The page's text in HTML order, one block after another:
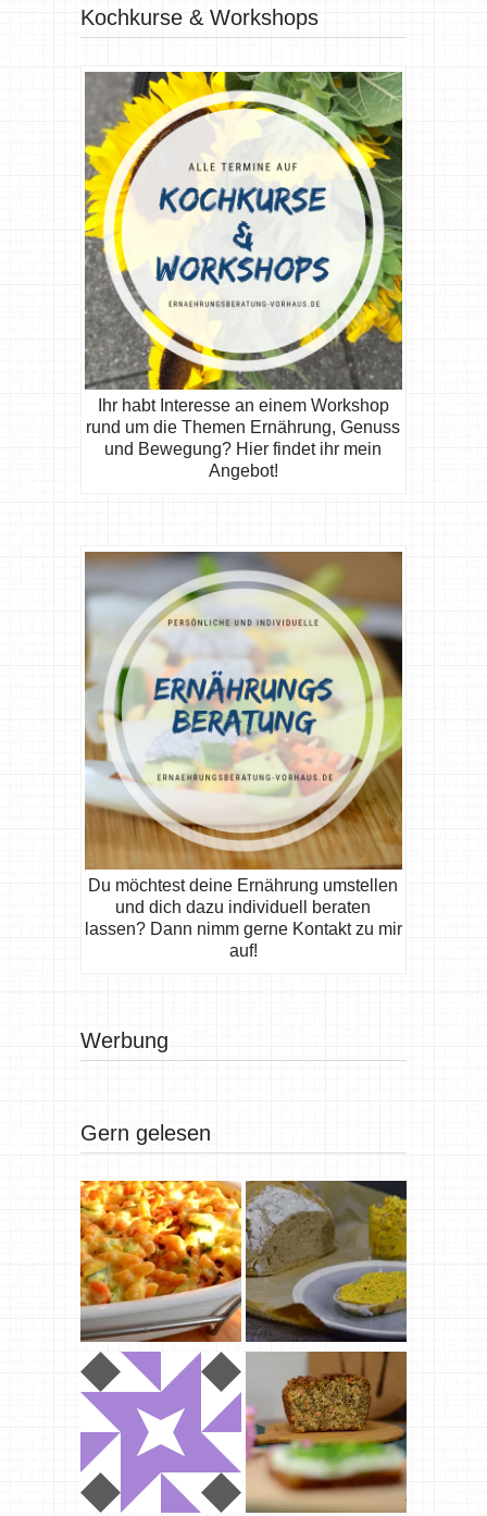
Kochkurse & Workshops
Ihr habt Interesse an einem Workshop
rund um die Themen Ernährung, Genuss
und Bewegung? Hier findet ihr mein
Angebot!
Du möchtest deine Ernährung umstellen
und dich dazu individuell beraten
lassen? Dann nimm gerne Kontakt zu mir
auf!
Werbung
Gern gelesen